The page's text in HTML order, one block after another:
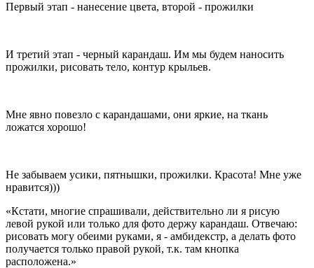
Первый этап - нанесение цвета, второй - прожилки
И третий этап - черный карандаш. Им мы будем наносить
прожилки, рисовать тело, контур крыльев.
Мне явно повезло с карандашами, они яркие, на ткань
ложатся хорошо!
Не забываем усики, пятнышки, прожилки. Красота! Мне уже
нравится)))
Кстати, многие спрашивали, действительно ли я рисую
левой рукой или только для фото держу карандаш. Отвечаю:
рисовать могу обеими руками, я - амбидекстр, а делать фото
получается только правой рукой, т.к. там кнопка
расположена.